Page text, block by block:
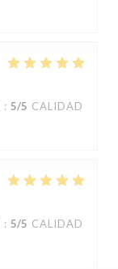
: 5/5 CALIDAD
: 5/5 CALIDAD